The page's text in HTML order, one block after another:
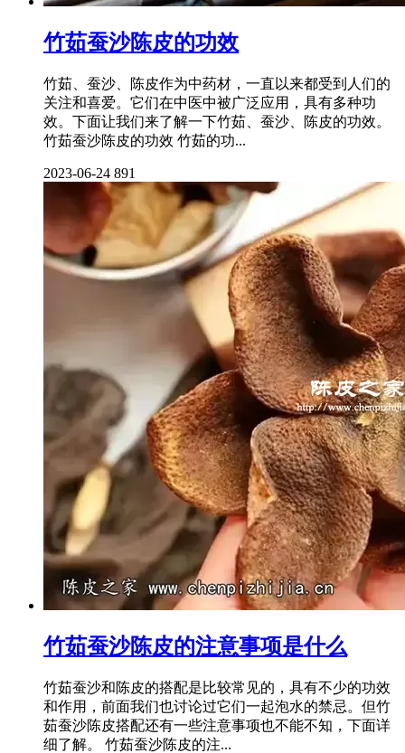
竹茹蚕沙陈皮的功效
竹茹、蚕沙、陈皮作为中药材，一直以来都受到人们的
关注和喜爱。它们在中医中被广泛应用，具有多种功
效。下面让我们来了解一下竹茹、蚕沙、陈皮的功效。
竹茹蚕沙陈皮的功效 竹茹的功...
2023-06-24 891
竹茹蚕沙陈皮的注意事项是什么
竹茹蚕沙和陈皮的搭配是比较常见的，具有不少的功效
和作用，前面我们也讨论过它们一起泡水的禁忌。但竹
茹蚕沙陈皮搭配还有一些注意事项也不能不知，下面详
细了解。 竹茹蚕沙陈皮的注...